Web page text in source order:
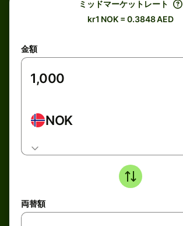
ミッドマーケットレート
kr1 NOK = 0.3848 AED
金額
NOK
両替額